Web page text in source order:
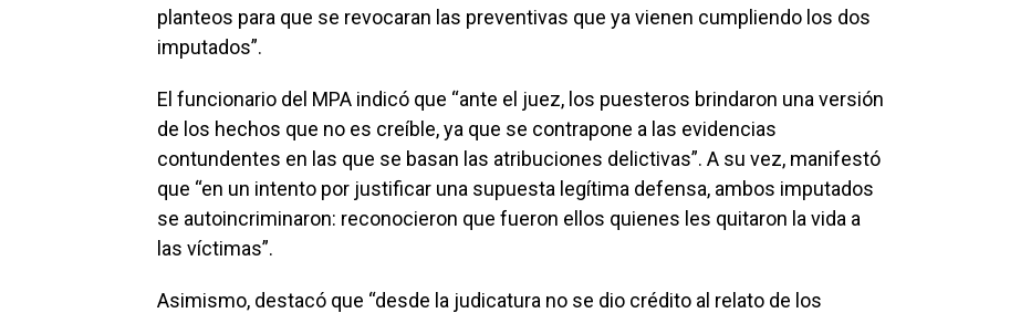
planteos para que se revocaran las preventivas que ya vienen cumpliendo los dos
imputados”.
El funcionario del MPA indicó que “ante el juez, los puesteros brindaron una versión
de los hechos que no es creíble, ya que se contrapone a las evidencias
contundentes en las que se basan las atribuciones delictivas”. A su vez, manifestó
que “en un intento por justificar una supuesta legítima defensa, ambos imputados
se autoincriminaron: reconocieron que fueron ellos quienes les quitaron la vida a
las víctimas”.
Asimismo, destacó que “desde la judicatura no se dio crédito al relato de los